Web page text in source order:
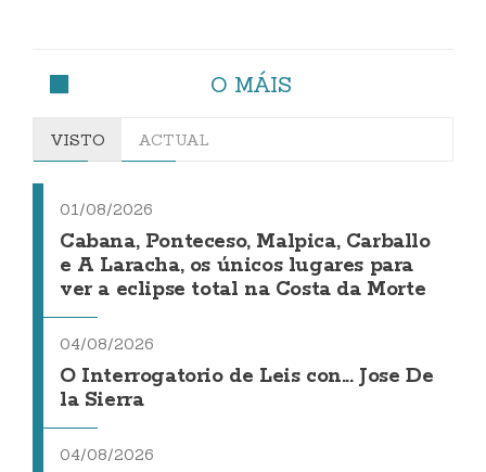
O MÁIS
VISTO ACTUAL
01/08/2026
Cabana, Ponteceso, Malpica, Carballo
e A Laracha, os únicos lugares para
ver a eclipse total na Costa da Morte
04/08/2026
O Interrogatorio de Leis con... Jose De
la Sierra
04/08/2026